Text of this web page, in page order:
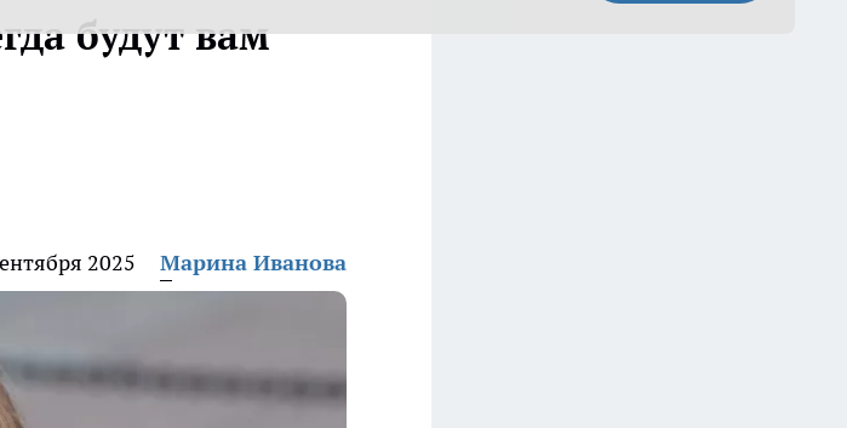
будут вам
2025 Марина Иванова